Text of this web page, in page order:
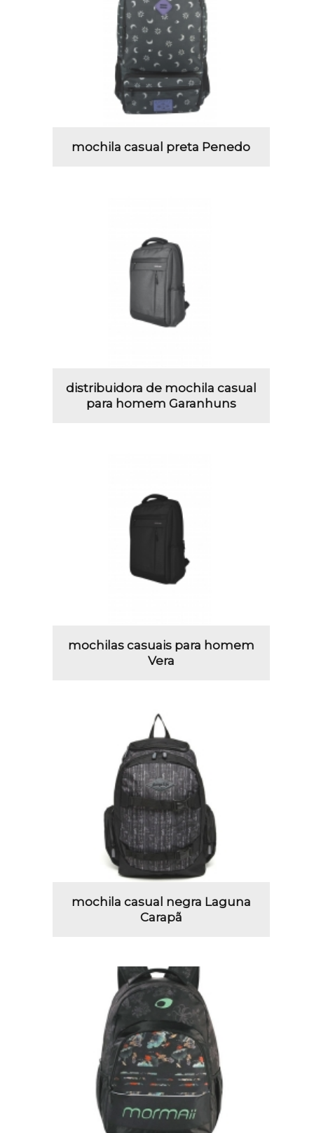
mochila casual preta Penedo
distribuidora de mochila casual
para homem Garanhuns
mochilas casuais para homem
Vera
mochila casual negra Laguna
Carapã